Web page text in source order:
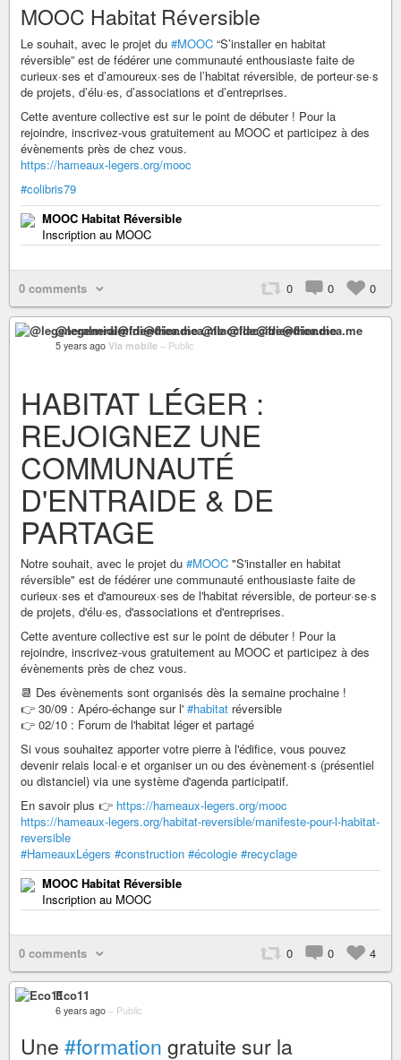
MOOC Habitat Réversible
Le souhait, avec le projet du #MOOC “S’installer en habitat
réversible” est de fédérer une communauté enthousiaste faite de
curieux·ses et d’amoureux·ses de l’habitat réversible, de porteur·se·s
de projets, d’élu·es, d’associations et d’entreprises.
Cette aventure collective est sur le point de débuter ! Pour la
rejoindre, inscrivez-vous gratuitement au MOOC et participez à des
évènements près de chez vous.
https://hameaux-legers.org/mooc
#colibris79
MOOC Habitat Réversible
Inscription au MOOC
0 comments 0 0 0
@legeneralmidi@friendica.me @flaccide@friendica.me
5 years ago Via mobile – Public
HABITAT LÉGER :
REJOIGNEZ UNE
COMMUNAUTÉ
D'ENTRAIDE & DE
PARTAGE
Notre souhait, avec le projet du #MOOC "S'installer en habitat
réversible" est de fédérer une communauté enthousiaste faite de
curieux·ses et d'amoureux·ses de l'habitat réversible, de porteur·se·s
de projets, d'élu·es, d'associations et d'entreprises.
Cette aventure collective est sur le point de débuter ! Pour la
rejoindre, inscrivez-vous gratuitement au MOOC et participez à des
évènements près de chez vous.
📆 Des évènements sont organisés dès la semaine prochaine !
👉 30/09 : Apéro-échange sur l' #habitat réversible
👉 02/10 : Forum de l'habitat léger et partagé
Si vous souhaitez apporter votre pierre à l'édifice, vous pouvez
devenir relais local·e et organiser un ou des évènement·s (présentiel
ou distanciel) via une système d'agenda participatif.
En savoir plus 👉 https://hameaux-legers.org/mooc
https://hameaux-legers.org/habitat-reversible/manifeste-pour-l-habitat-
reversible
#HameauxLégers #construction #écologie #recyclage
MOOC Habitat Réversible
Inscription au MOOC
0 comments 0 0 4
Eco11
6 years ago – Public
Une #formation gratuite sur la